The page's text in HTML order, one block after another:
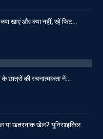
क्या खाएं और क्या नहीं, रहें फिट…
के छात्रों की रचनात्मकता ने…
या खतरनाक खेल? यूनिसाइकिल